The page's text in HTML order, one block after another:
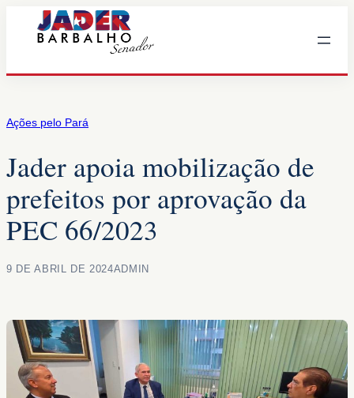
Ações pelo Pará
Jader apoia mobilização de
prefeitos por aprovação da
PEC 66/2023
9 DE ABRIL DE 2024ADMIN